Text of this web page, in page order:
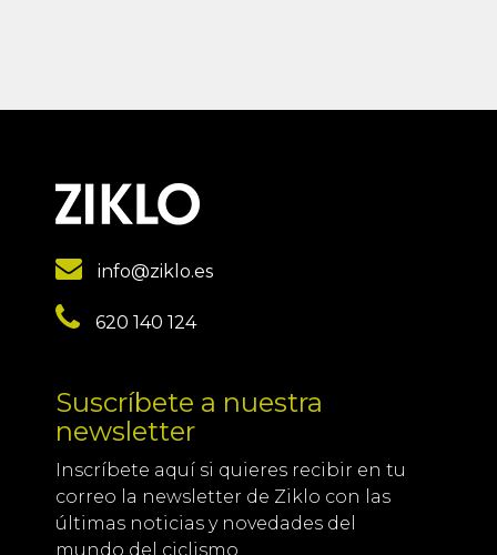
info@ziklo.es
620 140 124
Suscríbete a nuestra
newsletter
Inscríbete aquí si quieres recibir en tu
correo la newsletter de Ziklo con las
últimas noticias y novedades del
mundo del ciclismo.